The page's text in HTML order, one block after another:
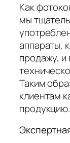
Как
мы
аппараты,
продажу,
Таким
клиентам
продукцию.